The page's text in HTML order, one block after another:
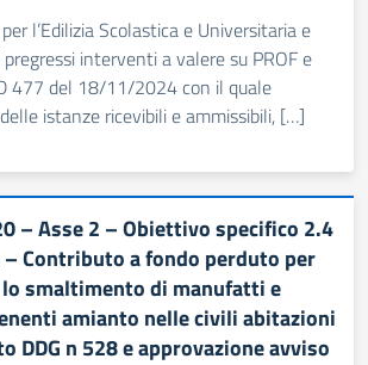
l’Edilizia Scolastica e Universitaria e
interventi a valere su PROF e
477 del 18/11/2024 con il quale
istanze ricevibili e ammissibili, […]
– Asse 2 – Obiettivo specifico 2.4
– Contributo a fondo perduto per
smaltimento di manufatti e
amianto nelle civili abitazioni
DDG n 528 e approvazione avviso